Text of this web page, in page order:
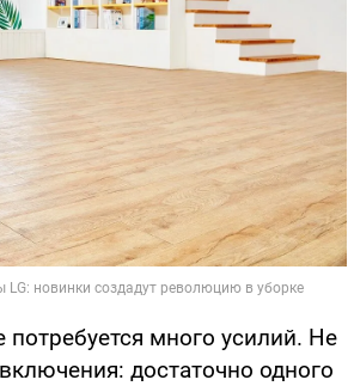
много усилий. Не
достаточно одного